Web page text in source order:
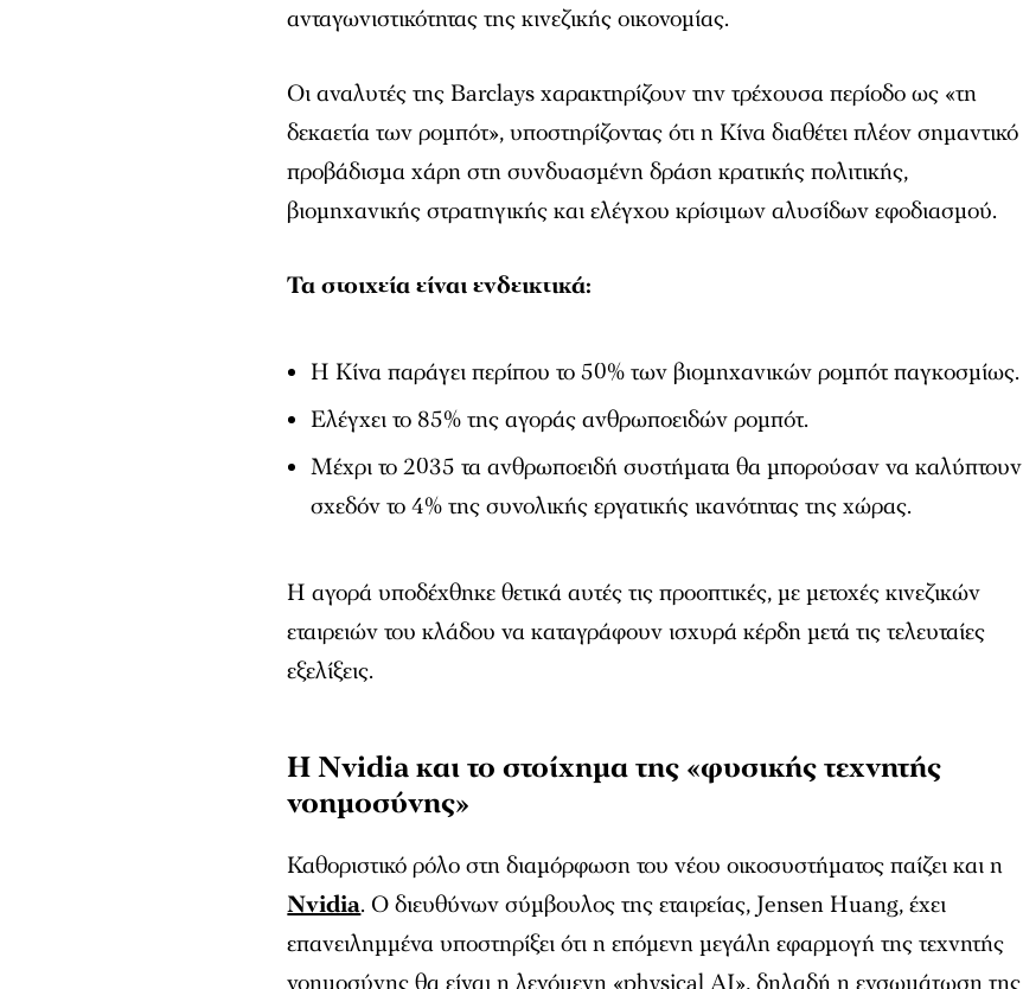
ανταγωνιστικότητας της κινεζικής οικονομίας.
Οι αναλυτές της Barclays χαρακτηρίζουν την τρέχουσα περίοδο ως «τη
δεκαετία των ρομπότ», υποστηρίζοντας ότι η Κίνα διαθέτει πλέον σημαντικό
προβάδισμα χάρη στη συνδυασμένη δράση κρατικής πολιτικής,
βιομηχανικής στρατηγικής και ελέγχου κρίσιμων αλυσίδων εφοδιασμού.
Τα στοιχεία είναι ενδεικτικά:
Η Κίνα παράγει περίπου το 50% των βιομηχανικών ρομπότ παγκοσμίως.
Ελέγχει το 85% της αγοράς ανθρωποειδών ρομπότ.
Μέχρι το 2035 τα ανθρωποειδή συστήματα θα μπορούσαν να καλύπτουν
σχεδόν το 4% της συνολικής εργατικής ικανότητας της χώρας.
Η αγορά υποδέχθηκε θετικά αυτές τις προοπτικές, με μετοχές κινεζικών
εταιρειών του κλάδου να καταγράφουν ισχυρά κέρδη μετά τις τελευταίες
εξελίξεις.
Η Nvidia και το στοίχημα της «φυσικής τεχνητής
νοημοσύνης»
Καθοριστικό ρόλο στη διαμόρφωση του νέου οικοσυστήματος παίζει και η
Nvidia. Ο διευθύνων σύμβουλος της εταιρείας, Jensen Huang, έχει
επανειλημμένα υποστηρίξει ότι η επόμενη μεγάλη εφαρμογή της τεχνητής
νοημοσύνης θα είναι η λεγόμενη «physical AI», δηλαδή η ενσωμάτωση της